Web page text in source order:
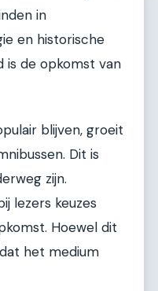
in
en historische
is de opkomst van
blijven, groeit
Dit is
zijn.
lezers keuzes
Hoewel dit
het medium